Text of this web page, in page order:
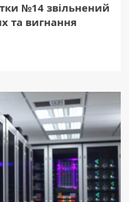
№14 звільнений
та вигнання